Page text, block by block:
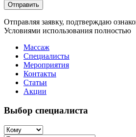
Отправляя заявку, подтверждаю
Условиями использования полностью
Массаж
Специалисты
Мероприятия
Контакты
Статьи
Акции
Выбор специалиста